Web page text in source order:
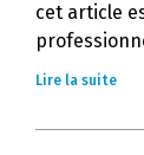
cet article
Lire la suite